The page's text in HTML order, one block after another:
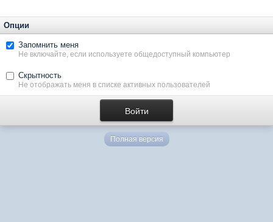
Опции
Запомнить меня
Не включайте, если используете общедоступный компьютер
Скрытность
Не отображать меня в списке активных пользователей
Полная версия